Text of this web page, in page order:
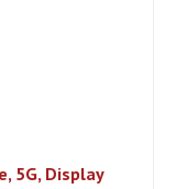
5G, Display